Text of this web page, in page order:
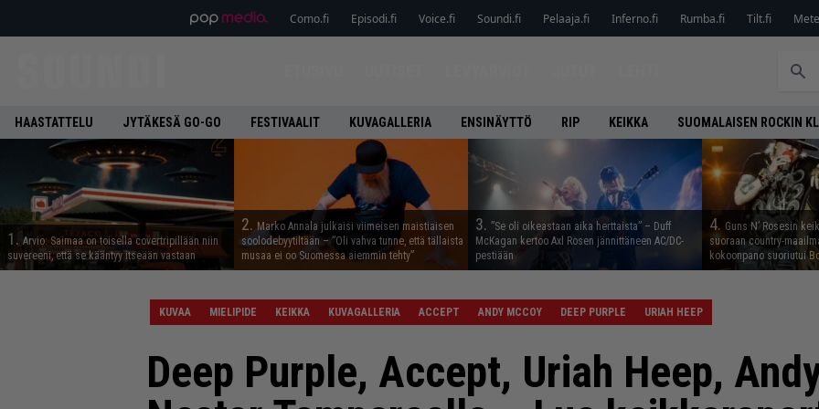
Como.fi Episodi.fi Voice.fi Soundi.fi Pelaaja.fi Inferno.fi Rumba.fi Tilt.fi
HAASTATTELU JYTÄKESÄ GO-GO FESTIVAALIT KUVAGALLERIA ENSINÄYTTÖ RIP KEIKKA SUOMALAISEN ROCKIN
1. Arvio: Saimaa on toisella covertripillään niin
suvereeni, että se kääntyy itseään vastaan
2. Marko Annala julkaisi viimeisen maistiaisen
soolodebyytiltään – ”Oli vahva tunne, että tällaista
musaa ei oo Suomessa aiemmin tehty”
3. ”Se oli oikeastaan aika herttaista” – Duff
McKagan kertoo Axl Rosen jännittäneen AC/DC-
pestiään
4. Guns N’ Rosesin
suoraan country-
kokoonpano suoriutui
KUVAA MIELIPIDE KEIKKA KUVAGALLERIA ACCEPT ANDY MCCOY DEEP PURPLE URIAH HEEP
Deep Purple, Accept, Uriah Heep,